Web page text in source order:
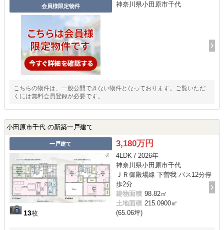
会員様限定物件 神奈川県小田原市千代
こちらの物件は、一般公開できない物件となっております。ご覧いただ
くには無料会員登録が必要です。
小田原市千代 の新築一戸建て
一戸建て
13枚
3,180万円
4LDK / 2026年
神奈川県小田原市千代
ＪＲ御殿場線 下曽我 バス12分停
歩2分
建物面積 98.82㎡
土地面積 215.0900㎡
(65.06坪)